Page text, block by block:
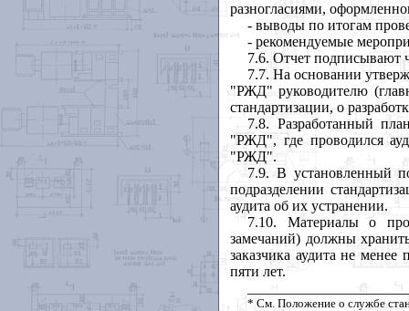
разногласиями,
- выводы по итогам
- рекомендуемые
7.6. Отчет подписывают
7.7. На основании
"РЖД" руководителю
стандартизации, о
7.8. Разработанный
"РЖД", где проводился
"РЖД".
7.9. В установленный
подразделении
аудита об их устранении.
7.10. Материалы о
замечаний) должны
заказчика аудита не
пяти лет.
* См. Положение о службе